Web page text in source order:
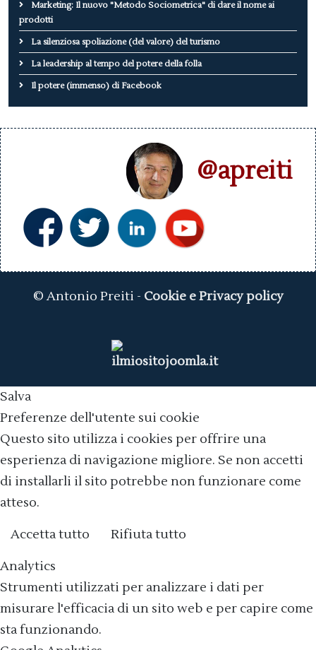
Marketing: Il nuovo "Metodo Sociometrica" di dare il nome ai
prodotti
La silenziosa spoliazione (del valore) del turismo
La leadership al tempo del potere della folla
Il potere (immenso) di Facebook
@apreiti
© Antonio Preiti - Cookie e Privacy policy
Salva
Preferenze dell'utente sui cookie
Questo sito utilizza i cookies per offrire una
esperienza di navigazione migliore. Se non accetti
di installarli il sito potrebbe non funzionare come
atteso.
Accetta tutto
Rifiuta tutto
Analytics
Strumenti utilizzati per analizzare i dati per
misurare l'efficacia di un sito web e per capire come
sta funzionando.